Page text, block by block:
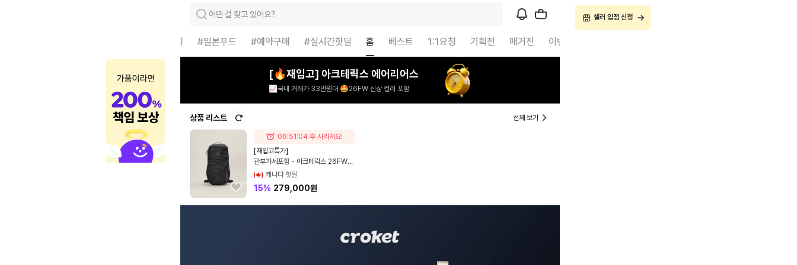
어떤 걸 찾고 있어요?
#럭셔리 #일본푸드 #예약구매 #실시간핫딜 홈 베스트 1:1요청 기획전 매거진 이벤트
[🔥재입고] 아크테릭스 에어리어스
📈국내 거래가 33만원대 🤩26FW 신상 컬러 포함
상품 리스트 전체 보기
06:51:03 후 사라져요!
[재입고특가]
관부가세포함 - 아크테릭스 26FW
신상 에어리어스 18 백팩 2컬러
캐나다 핫딜
15% 279,000원
셀러 입점 신청